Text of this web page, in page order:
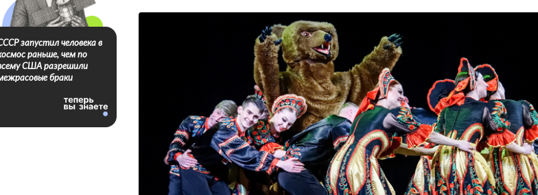
запустил человека в
раньше, чем по
США разрешили
браки